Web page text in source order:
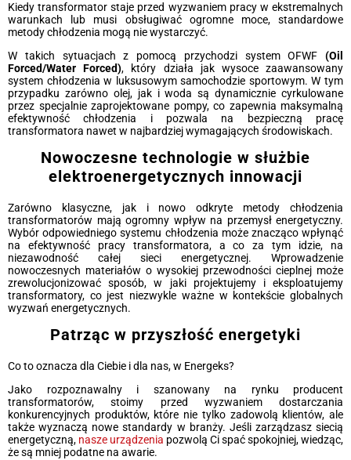
Kiedy transformator staje przed wyzwaniem pracy w ekstremalnych
warunkach lub musi obsługiwać ogromne moce, standardowe
metody chłodzenia mogą nie wystarczyć.
W takich sytuacjach z pomocą przychodzi system OFWF (Oil
Forced/Water Forced), który działa jak wysoce zaawansowany
system chłodzenia w luksusowym samochodzie sportowym. W tym
przypadku zarówno olej, jak i woda są dynamicznie cyrkulowane
przez specjalnie zaprojektowane pompy, co zapewnia maksymalną
efektywność chłodzenia i pozwala na bezpieczną pracę
transformatora nawet w najbardziej wymagających środowiskach.
Nowoczesne technologie w służbie
elektroenergetycznych innowacji
Zarówno klasyczne, jak i nowo odkryte metody chłodzenia
transformatorów mają ogromny wpływ na przemysł energetyczny.
Wybór odpowiedniego systemu chłodzenia może znacząco wpłynąć
na efektywność pracy transformatora, a co za tym idzie, na
niezawodność całej sieci energetycznej. Wprowadzenie
nowoczesnych materiałów o wysokiej przewodności cieplnej może
zrewolucjonizować sposób, w jaki projektujemy i eksploatujemy
transformatory, co jest niezwykle ważne w kontekście globalnych
wyzwań energetycznych.
Patrząc w przyszłość energetyki
Co to oznacza dla Ciebie i dla nas, w Energeks?
Jako rozpoznawalny i szanowany na rynku producent
transformatorów, stoimy przed wyzwaniem dostarczania
konkurencyjnych produktów, które nie tylko zadowolą klientów, ale
także wyznaczą nowe standardy w branży. Jeśli zarządzasz siecią
energetyczną, nasze urządzenia pozwolą Ci spać spokojniej, wiedząc,
że są mniej podatne na awarie.